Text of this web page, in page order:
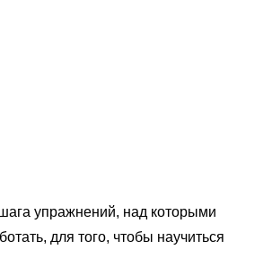
упражнений, над которыми
для того, чтобы научиться